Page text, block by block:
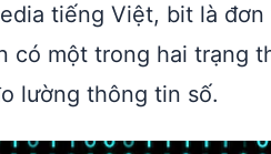
tiếng Việt, bit là
một trong hai trạng
lường thông tin số.